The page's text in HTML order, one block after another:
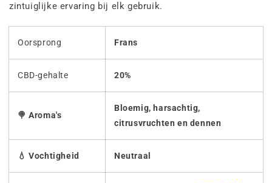
zintuiglijke ervaring bij elk gebruik.
Oorsprong Frans
CBD-gehalte 20%
🍭 Aroma's
Bloemig, harsachtig,
citrusvruchten en dennen
💧 Vochtigheid Neutraal